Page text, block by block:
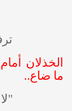
الخذلان
ما ضاع..